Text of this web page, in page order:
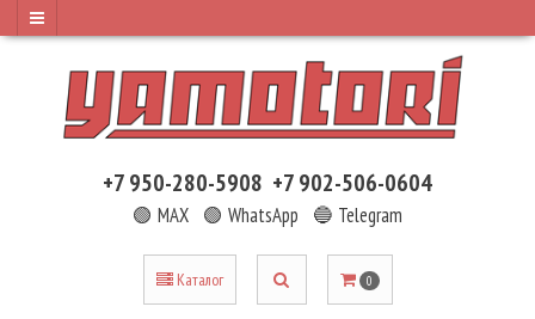
+7 950-280-5908 +7 902-506-0604
🟢 MAX 🟢 WhatsApp 🔵 Telegram
Каталог 0